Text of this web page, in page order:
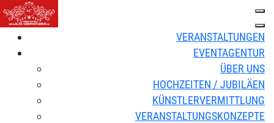
VERANSTALTUNGEN
EVENTAGENTUR
ÜBER UNS
HOCHZEITEN / JUBILÄEN
KÜNSTLERVERMITTLUNG
VERANSTALTUNGSKONZEPTE